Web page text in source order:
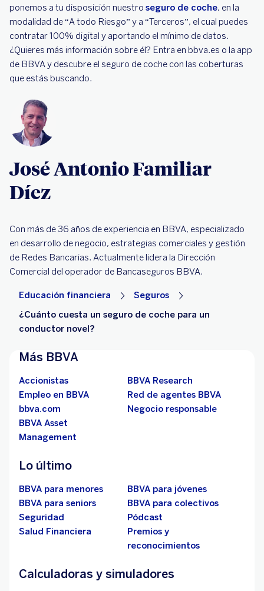
ponemos a tu disposición nuestro seguro de coche, en la
modalidad de “A todo Riesgo” y a “Terceros”, el cual puedes
contratar 100% digital y aportando el mínimo de datos.
¿Quieres más información sobre él? Entra en bbva.es o la app
de BBVA y descubre el seguro de coche con las coberturas
que estás buscando.
José Antonio Familiar
Díez
Con más de 36 años de experiencia en BBVA, especializado
en desarrollo de negocio, estrategias comerciales y gestión
de Redes Bancarias. Actualmente lidera la Dirección
Comercial del operador de Bancaseguros BBVA.
Educación financiera
Seguros
¿Cuánto cuesta un seguro de coche para un
conductor novel?
Más BBVA
Accionistas
BBVA Research
Empleo en BBVA
Red de agentes BBVA
bbva.com
Negocio responsable
BBVA Asset
Management
Lo último
BBVA para menores
BBVA para jóvenes
BBVA para seniors
BBVA para colectivos
Seguridad
Pódcast
Salud Financiera
Premios y
reconocimientos
Calculadoras y simuladores